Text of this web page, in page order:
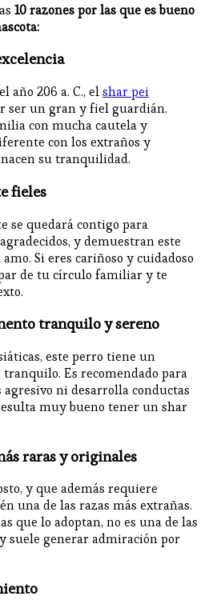
10 razones por las que es bueno
año 206 a. C., elshar pei
ser un gran y fiel guardián.
con mucha cautela y
con los extraños y
su tranquilidad.
fieles
se quedará contigo para
y demuestran este
Si eres cariñoso y cuidadoso
de tu círculo familiar y te
tranquilo y sereno
este perro tiene un
Es recomendado para
ni desarrolla conductas
muy bueno tener un shar
raras y originales
y que además requiere
una de las razas más extrañas.
que lo adoptan, no es una de las
suele generar admiración por